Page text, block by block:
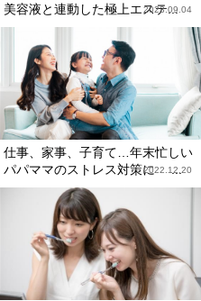
美容液と連動した極上エステ...
2023.09.04
仕事、家事、子育て…年末忙しい
パパママのストレス対策に ...
2022.12.20